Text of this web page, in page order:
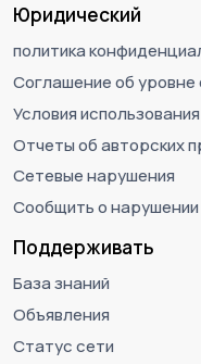
Юридический
политика
Соглашение об уровне
Условия использования
Отчеты об авторских
Сетевые нарушения
Сообщить о нарушении
Поддерживать
База знаний
Объявления
Статус сети